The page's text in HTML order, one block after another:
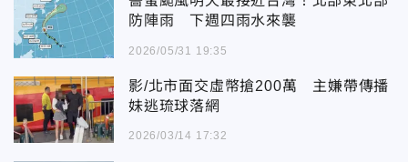
防陣雨 下週四雨水來襲
2026/05/31 19:35
影/北市面交虛幣搶200萬 主嫌帶傳播
妹逃琉球落網
2026/03/14 17:32